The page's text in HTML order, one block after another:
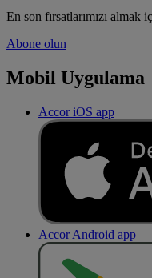
En son fırsatlarımızı
Abone olun
Mobil Uygulama
Accor iOS app
Accor Android app